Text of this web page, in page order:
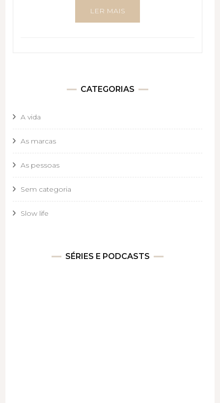
LER MAIS
CATEGORIAS
A vida
As marcas
As pessoas
Sem categoria
Slow life
SÉRIES E PODCASTS